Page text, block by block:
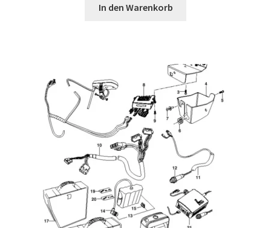
In den Warenkorb